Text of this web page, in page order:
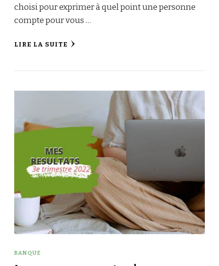
choisi pour exprimer à quel point une personne
compte pour vous …
LIRE LA SUITE
BANQUE